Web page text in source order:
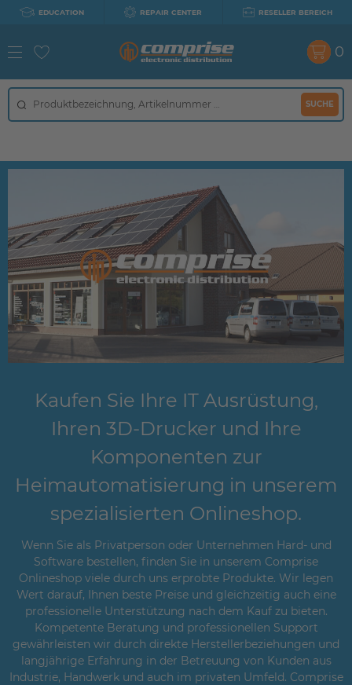
EDUCATION REPAIR CENTER RESELLER BEREICH
SUCHE
0
Kaufen Sie Ihre IT Ausrüstung,
Ihren 3D-Drucker und Ihre
Komponenten zur
Heimautomatisierung in unserem
spezialisierten Onlineshop.
Wenn Sie als Privatperson oder Unternehmen Hard- und
Software bestellen, finden Sie in unserem Comprise
Onlineshop viele durch uns erprobte Produkte. Wir legen
Wert darauf, Ihnen beste Preise und gleichzeitig auch eine
professionelle Unterstützung nach dem Kauf zu bieten.
Kompetente Beratung und professionellen Support
gewährleisten wir durch direkte Herstellerbeziehungen und
langjährige Erfahrung in der Betreuung von Kunden aus
Industrie, Handwerk und auch im privaten Umfeld. Comprise